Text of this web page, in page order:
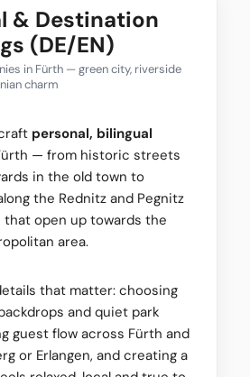
& Destination
(DE/EN)
in Fürth — green city, riverside
charm
personal, bilingual
— from historic streets
in the old town to
the Rednitz and Pegnitz
that open up towards the
area.
that matter: choosing
and quiet park
guest flow across Fürth and
or Erlangen, and creating a